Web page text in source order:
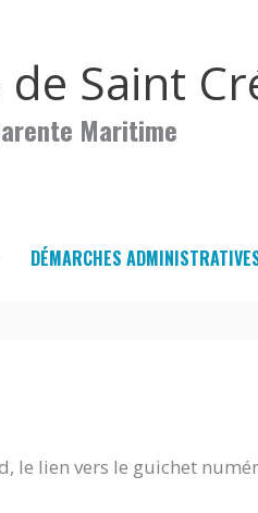
Saint
Maritime
DÉMARCHES
le lien vers le guichet